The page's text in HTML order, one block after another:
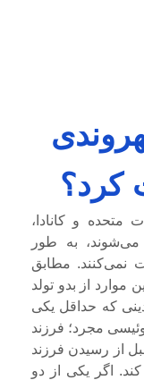
کرد؟
متحده و کانادا،
به طور
نمی‌کنند. مطابق
موارد از بدو تولد
که حداقل یکی
مجرد؛ فرزند
از رسیدن فرزند
اگر یکی از دو